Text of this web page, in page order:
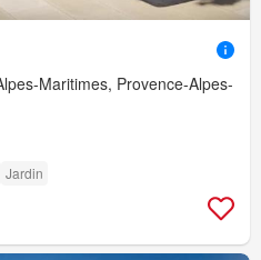
Maritimes, Provence-Alpes-
Jardin